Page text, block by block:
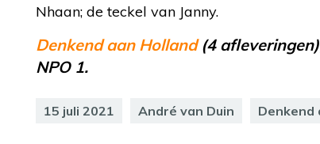
Nhaan; de teckel van Janny.
Denkend aan Holland(4
NPO 1.
15 juli 2021 André van Duin Denkend